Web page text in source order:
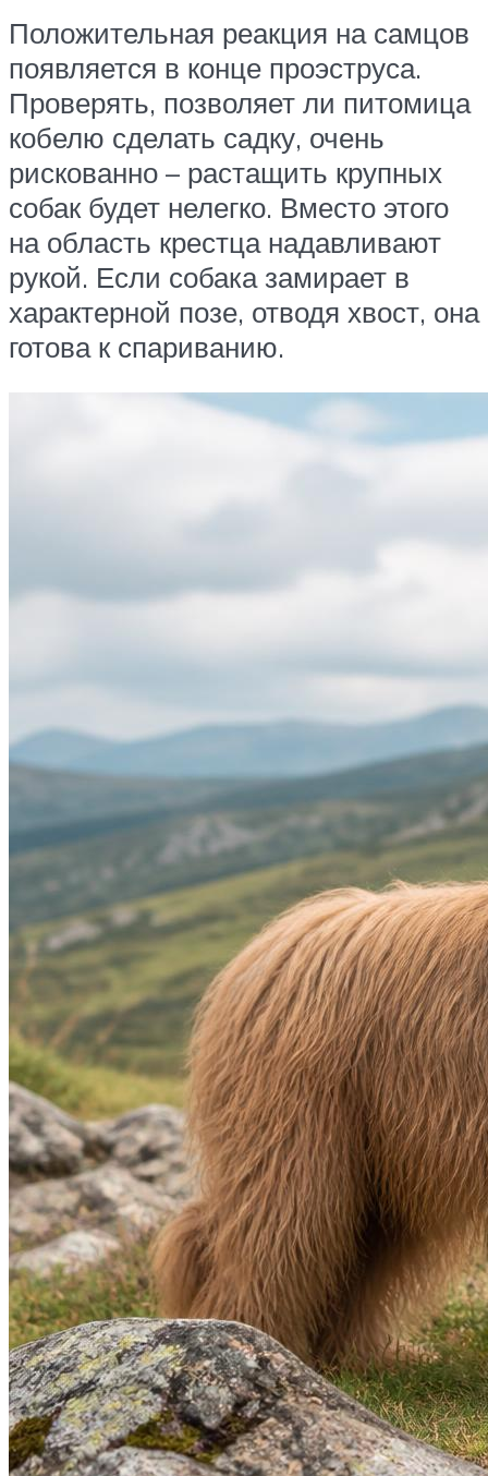
Положительная реакция на самцов
появляется в конце проэструса.
Проверять, позволяет ли питомица
кобелю сделать садку, очень
рискованно – растащить крупных
собак будет нелегко. Вместо этого
на область крестца надавливают
рукой. Если собака замирает в
характерной позе, отводя хвост, она
готова к спариванию.